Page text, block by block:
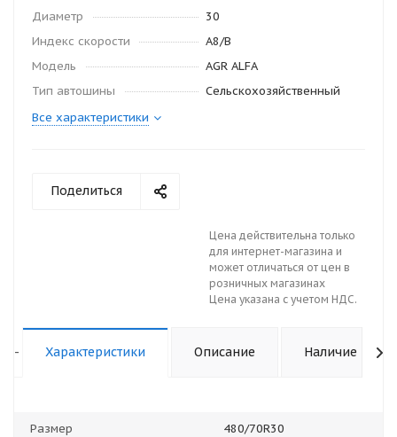
Диаметр
30
Индекс скорости
A8/B
Модель
AGR ALFA
Тип автошины
Сельскохозяйственный
Все характеристики
Поделиться
Цена действительна только
для интернет-магазина и
может отличаться от цен в
розничных магазинах
Цена указана с учетом НДС.
- Характеристики Описание Наличие
Размер 480/70R30